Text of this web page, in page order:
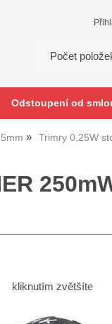
Počet
Odstoupení od
Trimry 0,25W
kliknutím zvětšíte